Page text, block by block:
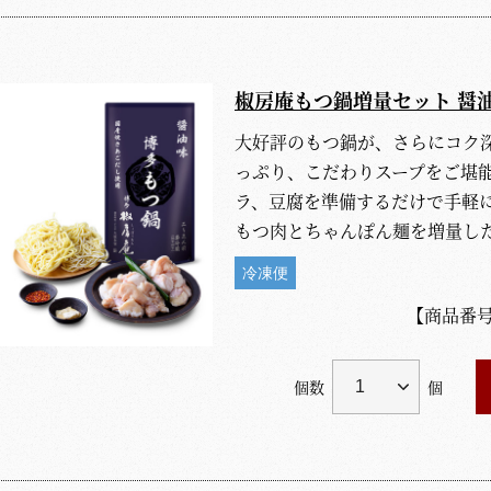
椒房庵もつ鍋増量セット 醤
大好評のもつ鍋が、さらにコク
っぷり、こだわりスープをご堪
ラ、豆腐を準備するだけで手軽
もつ肉とちゃんぽん麺を増量し
冷凍便
【商品番
個数 個